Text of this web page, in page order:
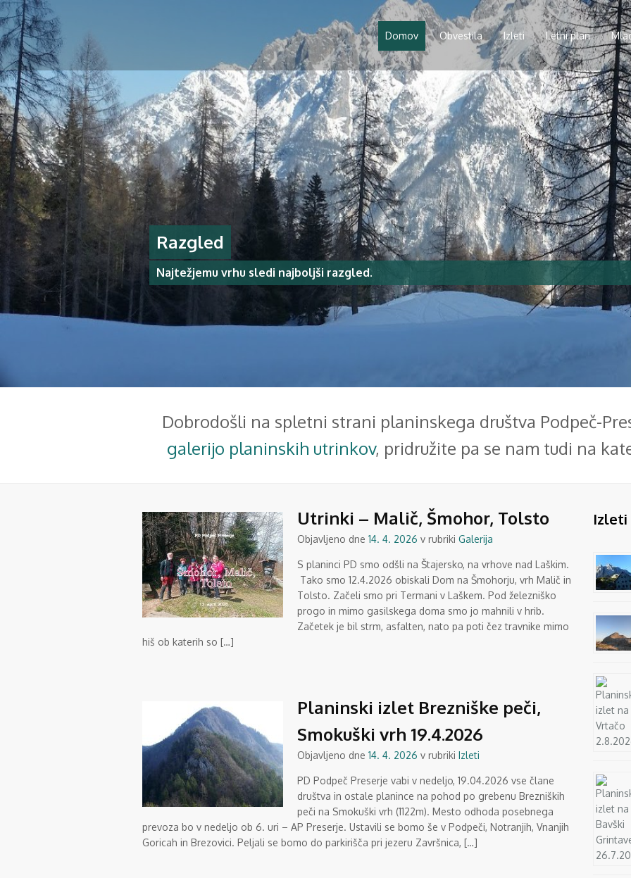
Domov Obvestila Izleti Letni plan
Razgled
Najtežjemu vrhu sledi najboljši razgled.
Dobrodošli na spletni strani planinskega društva Podpeč-
galerijo planinskih utrinkov, pridružite pa se nam tudi na
Utrinki – Malič, Šmohor, Tolsto
Objavljeno dne 14. 4. 2026 v rubriki Galerija
S planinci PD smo odšli na Štajersko, na vrhove nad Laškim.
Tako smo 12.4.2026 obiskali Dom na Šmohorju, vrh Malič in
Tolsto. Začeli smo pri Termani v Laškem. Pod železniško
progo in mimo gasilskega doma smo jo mahnili v hrib.
Začetek je bil strm, asfalten, nato pa poti čez travnike mimo
hiš ob katerih so […]
Planinski izlet Brezniške peči,
Smokuški vrh 19.4.2026
Objavljeno dne 14. 4. 2026 v rubriki Izleti
PD Podpeč Preserje vabi v nedeljo, 19.04.2026 vse člane
društva in ostale planince na pohod po grebenu Brezniških
peči na Smokuški vrh (1122m). Mesto odhoda posebnega
prevoza bo v nedeljo ob 6. uri – AP Preserje. Ustavili se bomo še v Podpeči, Notranjih, Vnanjih
Goricah in Brezovici. Peljali se bomo do parkirišča pri jezeru Završnica, […]
Izleti